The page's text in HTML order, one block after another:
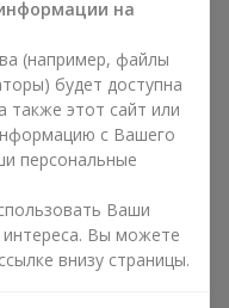
розами;
зелени.
сезонные цветы,
цветения.
с
подчёркивает
яркого цветка.
на
(например, файлы
будет доступна
также этот сайт или
с Вашего
персональные
Ваши
интереса. Вы можете
внизу страницы.